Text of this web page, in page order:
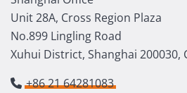
Unit 28A, Cross Region Plaza
No.899 Lingling Road
Xuhui District, Shanghai 200030,
+86 21 64281083